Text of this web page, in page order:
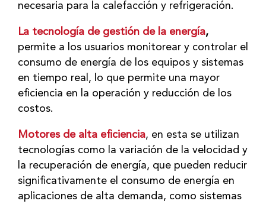
necesaria para la calefacción y refrigeración.
La tecnología de gestión de la energía,
permite a los usuarios monitorear y controlar el
consumo de energía de los equipos y sistemas
en tiempo real, lo que permite una mayor
eficiencia en la operación y reducción de los
costos.
Motores de alta eficiencia, en esta se utilizan
tecnologías como la variación de la velocidad y
la recuperación de energía, que pueden reducir
significativamente el consumo de energía en
aplicaciones de alta demanda, como sistemas